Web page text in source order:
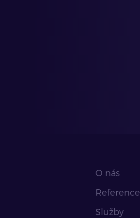
O nás
Reference
Služby